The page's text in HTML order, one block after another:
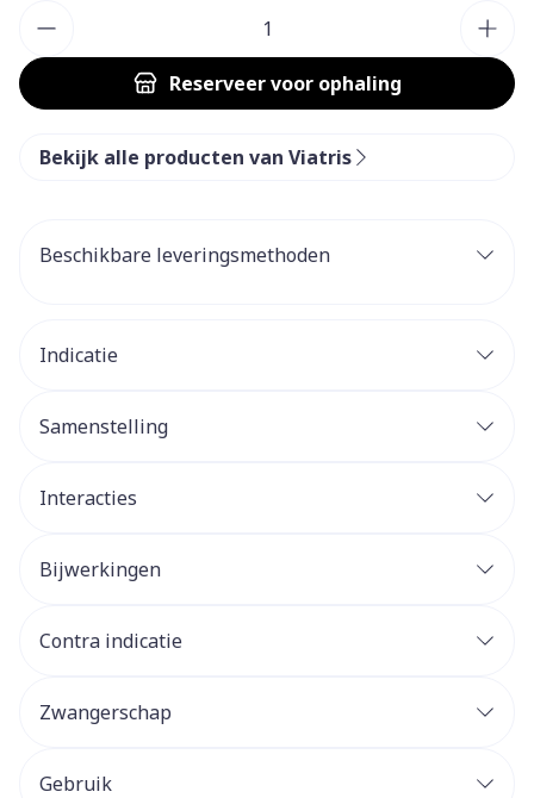
Reserveervoor ophaling
Bekijk alle producten van Viatris
Beschikbare leveringsmethoden
Indicatie
Samenstelling
Interacties
Bijwerkingen
Contra indicatie
Zwangerschap
Gebruik